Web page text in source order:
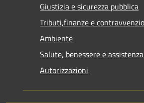
Giustizia e sicurezza pubblica
Tributi,finanze e
Ambiente
Salute, benessere e assistenza
Autorizzazioni